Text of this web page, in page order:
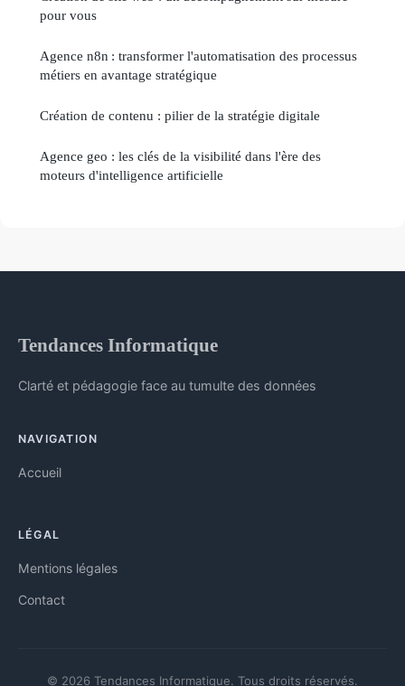
pour vous
Agence n8n : transformer l'automatisation des processus
métiers en avantage stratégique
Création de contenu : pilier de la stratégie digitale
Agence geo : les clés de la visibilité dans l'ère des
moteurs d'intelligence artificielle
Tendances Informatique
Clarté et pédagogie face au tumulte des données
NAVIGATION
Accueil
LÉGAL
Mentions légales
Contact
© 2026 Tendances Informatique. Tous droits réservés.